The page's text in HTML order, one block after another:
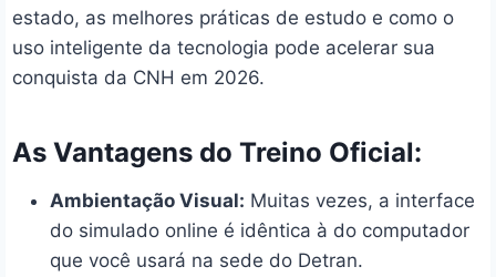
estado, as melhores práticas de estudo e como o
uso inteligente da tecnologia pode acelerar sua
conquista da CNH em 2026.
As Vantagens do Treino Oficial:
Ambientação Visual: Muitas vezes, a interface
do simulado online é idêntica à do computador
que você usará na sede do Detran.